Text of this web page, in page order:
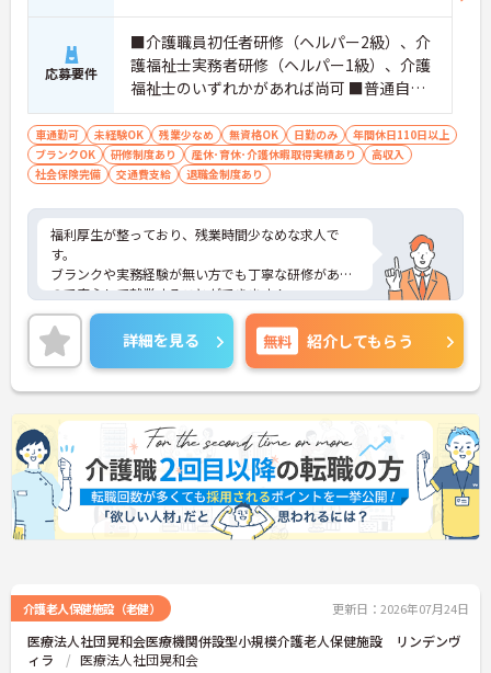
応募要件
■介護職員初任者研修（ヘルパー2級）、介
護福祉士実務者研修（ヘルパー1級）、介護
福祉士のいずれかがあれば尚可 ■普通自動
車運転免許（AT車限定可） ※未経験相談可
車通勤可 未経験OK 残業少なめ 無資格OK 日勤のみ
年間休日110日以上
ブランクOK
研修制度あり 産休･育休･介護休暇取得実績あり
高収入
社会保険完備
交通費支給 退職金制度あり
福利厚生が整っており、残業時間少なめな求人で
す。
ブランクや実務経験が無い方でも丁寧な研修がある
ので安心して就業することができます！
またUターン・Iターンの希望者も歓迎しておりま
す。
ご興味ある方には、面接対策ポイントなど、さらに
詳細をお話しいたしますのでお気軽にご相談くださ
い！
詳細を見る 無料 紹介してもらう
介護老人保健施設（老健） 更新日：2026年07月24日
医療法人社団晃和会医療機関併設型小規模介護老人保健施設 リンデンヴ
ィラ
医療法人社団晃和会